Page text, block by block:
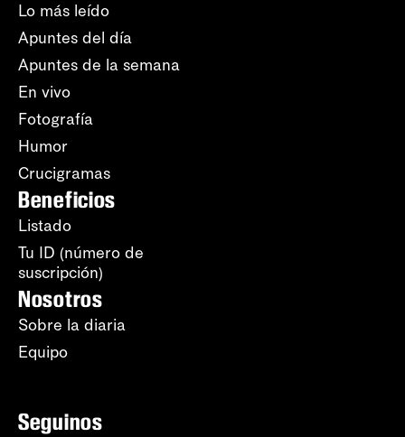
Lo más leído
Apuntes del día
Apuntes de la semana
En vivo
Fotografía
Humor
Crucigramas
Beneficios
Listado
Tu ID (número de
suscripción)
Nosotros
Sobre la diaria
Equipo
Seguinos